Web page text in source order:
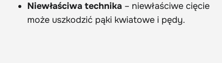
Niewłaściwa technika – niewłaściwe cięcie
może uszkodzić pąki kwiatowe i pędy.